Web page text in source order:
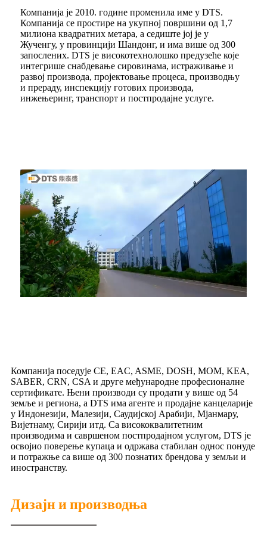
Компанија је 2010. године променила име у DTS.
Компанија се простире на укупној површини од 1,7
милиона квадратних метара, а седиште јој је у
Жученгу, у провинцији Шандонг, и има више од 300
запослених. DTS је високотехнолошко предузеће које
интегрише снабдевање сировинама, истраживање и
развој производа, пројектовање процеса, производњу
и прераду, инспекцију готових производа,
инжењеринг, транспорт и постпродајне услуге.
Компанија поседује CE, EAC, ASME, DOSH, MOM, KEA,
SABER, CRN, CSA и друге међународне професионалне
сертификате. Њени производи су продати у више од 54
земље и региона, а DTS има агенте и продајне канцеларије
у Индонезији, Малезији, Саудијској Арабији, Мјанмару,
Вијетнаму, Сирији итд. Са висококвалитетним
производима и савршеном постпродајном услугом, DTS је
освојио поверење купаца и одржава стабилан однос понуде
и потражње са више од 300 познатих брендова у земљи и
иностранству.
Дизајн и производња